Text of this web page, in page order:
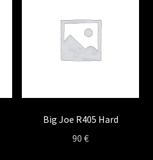
Big Joe R405 Hard
90€